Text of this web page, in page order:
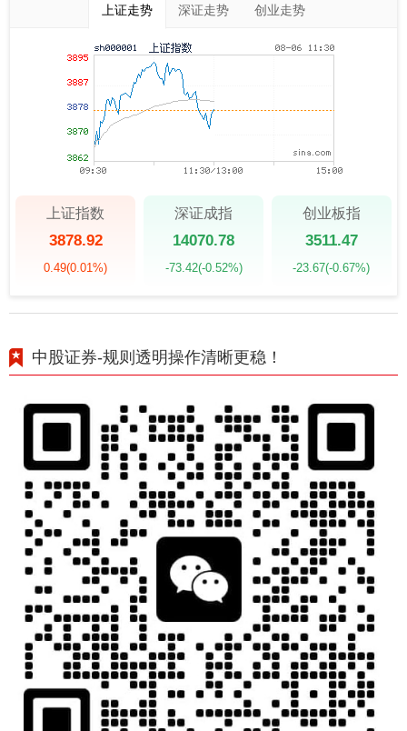
上证走势 深证走势 创业走势
上证指数
3878.92
0.49(0.01%)
深证成指
14070.78
-73.42(-0.52%)
创业板指
3511.47
-23.67(-0.67%)
中股证券-规则透明操作清晰更稳！